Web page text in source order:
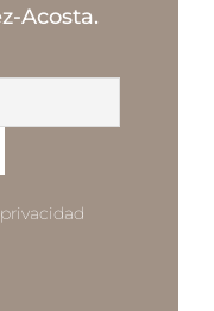
Acosta.